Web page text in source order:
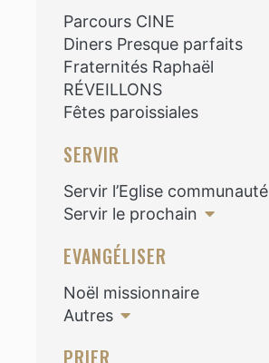
Parcours CINE
Diners Presque parfaits
Fraternités Raphaël
RÉVEILLONS
Fêtes paroissiales
SERVIR
Servir l’Eglise communauté
Servir le prochain
EVANGÉLISER
Noël missionnaire
Autres